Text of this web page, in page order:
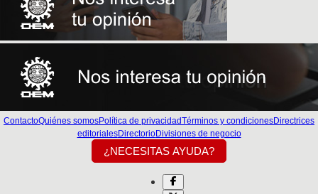
ContactoQuiénes somosPolítica de privacidadTérminos y condicionesDirectrices
editorialesDirectorioDivisiones de negocio
¿NECESITAS AYUDA?